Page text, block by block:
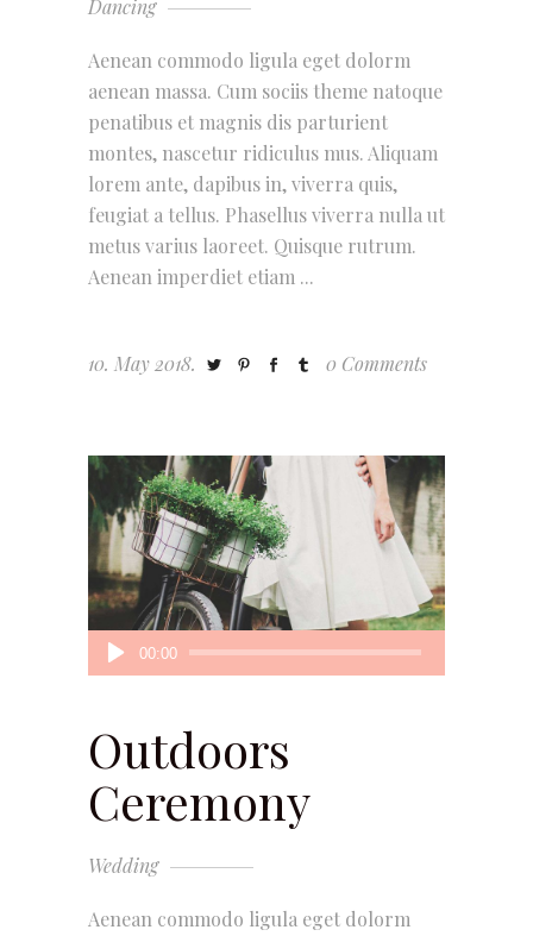
Dancing
Aenean commodo ligula eget dolorm
aenean massa. Cum sociis theme natoque
penatibus et magnis dis parturient
montes, nascetur ridiculus mus. Aliquam
lorem ante, dapibus in, viverra quis,
feugiat a tellus. Phasellus viverra nulla ut
metus varius laoreet. Quisque rutrum.
Aenean imperdiet etiam
10. May 2018. 0 Comments
Audio
Player
00:00
Outdoors
Ceremony
Wedding
Aenean commodo ligula eget dolorm